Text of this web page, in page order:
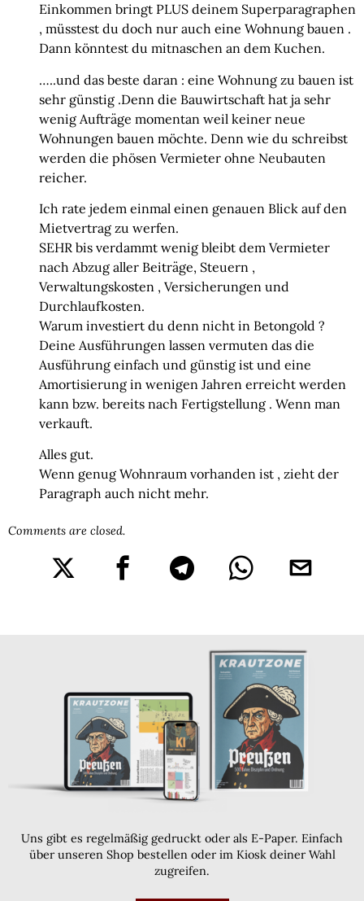
Einkommen bringt PLUS deinem Superparagraphen
, müsstest du doch nur auch eine Wohnung bauen .
Dann könntest du mitnaschen an dem Kuchen.
…..und das beste daran : eine Wohnung zu bauen ist
sehr günstig .Denn die Bauwirtschaft hat ja sehr
wenig Aufträge momentan weil keiner neue
Wohnungen bauen möchte. Denn wie du schreibst
werden die phösen Vermieter ohne Neubauten
reicher.
Ich rate jedem einmal einen genauen Blick auf den
Mietvertrag zu werfen.
SEHR bis verdammt wenig bleibt dem Vermieter
nach Abzug aller Beiträge, Steuern ,
Verwaltungskosten , Versicherungen und
Durchlaufkosten.
Warum investiert du denn nicht in Betongold ?
Deine Ausführungen lassen vermuten das die
Ausführung einfach und günstig ist und eine
Amortisierung in wenigen Jahren erreicht werden
kann bzw. bereits nach Fertigstellung . Wenn man
verkauft.
Alles gut.
Wenn genug Wohnraum vorhanden ist , zieht der
Paragraph auch nicht mehr.
Comments are closed.
Uns gibt es regelmäßig gedruckt oder als E-Paper. Einfach
über unseren Shop bestellen oder im Kiosk deiner Wahl
zugreifen.